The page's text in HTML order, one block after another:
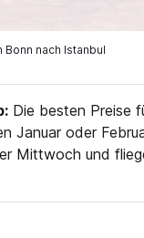
Bonn nach Istanbul
Die besten Preise
Januar oder
Mittwoch und